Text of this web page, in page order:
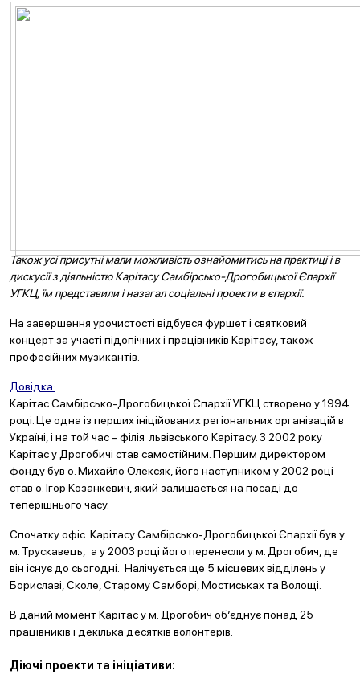
Також усі присутні мали можливість ознайомитись на практиці і в
дискусії з діяльністю Карітасу Самбірсько-Дрогобицької Єпархії
УГКЦ, їм представили і назагал соціальні проекти в єпархії.
На завершення урочистості відбувся фуршет і святковий
концерт за участі підопічних і працівників Карітасу, також
професійних музикантів.
Довідка:
Карітас Самбірсько-Дрогобицької Єпархії УГКЦ створено у 1994
році. Це одна із перших ініційованих регіональних організацій в
Україні, і на той час – філія львівського Карітасу. З 2002 року
Карітас у Дрогобичі став самостійним. Першим директором
фонду був о. Михайло Олексяк, його наступником у 2002 році
став о. Ігор Козанкевич, який залишається на посаді до
теперішнього часу.
Спочатку офіс Карітасу Самбірсько-Дрогобицької Єпархії був у
м. Трускавець, а у 2003 році його перенесли у м. Дрогобич, де
він існує до сьогодні. Налічується ще 5 місцевих відділень у
Бориславі, Сколе, Старому Самборі, Мостиськах та Волощі.
В даний момент Карітас у м. Дрогобич об’єднує понад 25
працівників і декілька десятків волонтерів.
Діючі проекти та ініціативи: